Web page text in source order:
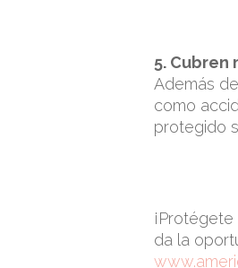
5.
Además
como
protegido
da la